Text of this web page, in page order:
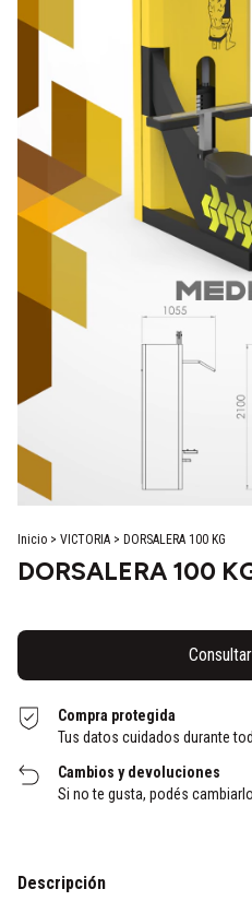
Inicio > VICTORIA > DORSALERA 100 KG
DORSALERA 100
Compra protegida
Tus datos cuidados durante
Cambios y devoluciones
Si no te gusta, podés
Descripción